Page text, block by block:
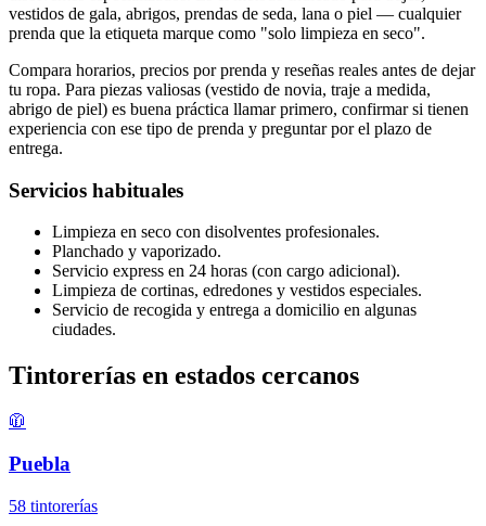
vestidos de gala, abrigos, prendas de seda, lana o piel — cualquier
prenda que la etiqueta marque como "solo limpieza en seco".
Compara horarios, precios por prenda y reseñas reales antes de dejar
tu ropa. Para piezas valiosas (vestido de novia, traje a medida,
abrigo de piel) es buena práctica llamar primero, confirmar si tienen
experiencia con ese tipo de prenda y preguntar por el plazo de
entrega.
Servicios habituales
Limpieza en seco con disolventes profesionales.
Planchado y vaporizado.
Servicio express en 24 horas (con cargo adicional).
Limpieza de cortinas, edredones y vestidos especiales.
Servicio de recogida y entrega a domicilio en algunas
ciudades.
Tintorerías en estados cercanos
🧥
Puebla
58 tintorerías